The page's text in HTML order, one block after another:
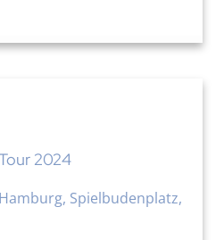
2024
Spielbudenplatz,